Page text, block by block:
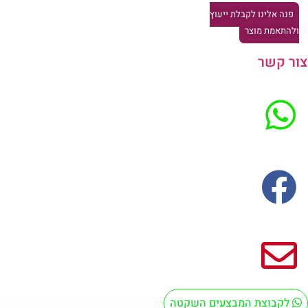
פנה אלינו לקבלת ייעוץ
מוצר
קשר
לקבוצת המבצעים השקטה